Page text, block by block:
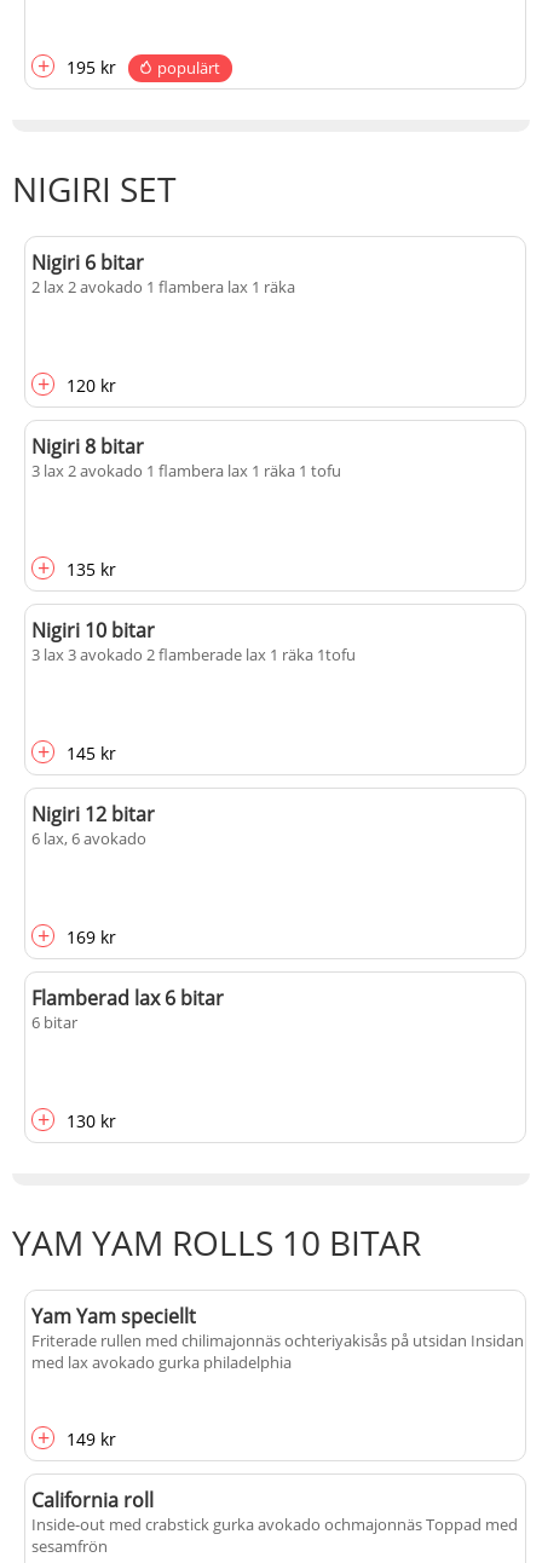
+ 195 kr populärt
NIGIRI SET
Nigiri 6 bitar
2 lax 2 avokado 1 flambera lax 1 räka
+ 120 kr
Nigiri 8 bitar
3 lax 2 avokado 1 flambera lax 1 räka 1 tofu
+ 135 kr
Nigiri 10 bitar
3 lax 3 avokado 2 flamberade lax 1 räka 1tofu
+ 145 kr
Nigiri 12 bitar
6 lax, 6 avokado
+ 169 kr
Flamberad lax 6 bitar
6 bitar
+ 130 kr
YAM YAM ROLLS 10 BITAR
Yam Yam speciellt
Friterade rullen med chilimajonnäs ochteriyakisås på utsidan Insidan
med lax avokado gurka philadelphia
+ 149 kr
California roll
Inside-out med crabstick gurka avokado ochmajonnäs Toppad med
sesamfrön